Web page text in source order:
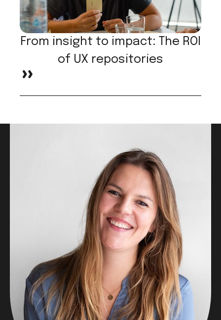
From insight to impact: The ROI
of UX repositories
>